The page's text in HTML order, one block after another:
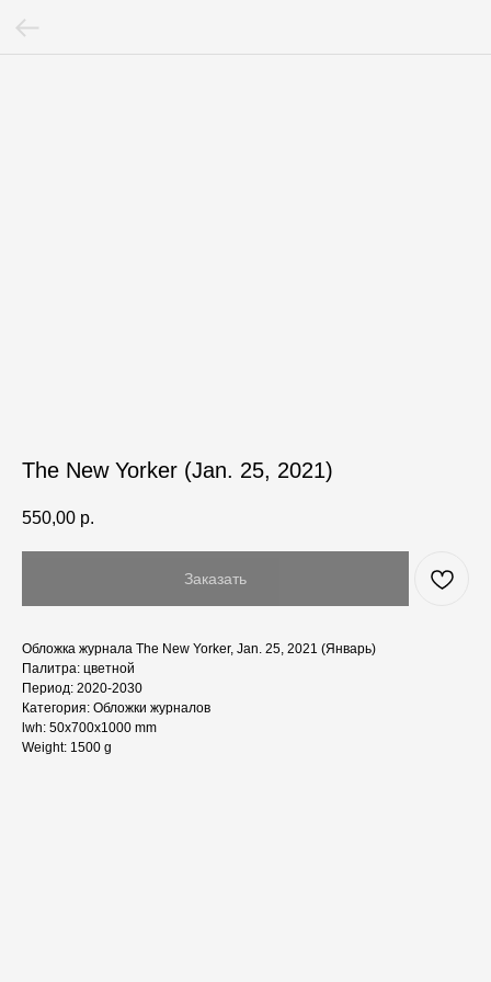
The New Yorker (Jan. 25, 2021)
550,00 р.
Заказать
Обложка журнала The New Yorker, Jan. 25, 2021 (Январь)
Палитра: цветной
Период: 2020-2030
Категория: Обложки журналов
lwh: 50x700x1000 mm
Weight: 1500 g